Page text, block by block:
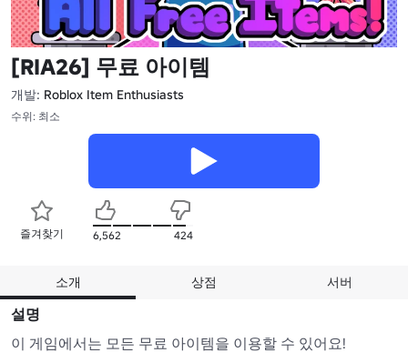
[RIA26] 무료 아이템
개발: Roblox Item Enthusiasts
수위: 최소
즐겨찾기 6,562 424
소개 상점 서버
설명
이 게임에서는 모든 무료 아이템을 이용할 수 있어요!